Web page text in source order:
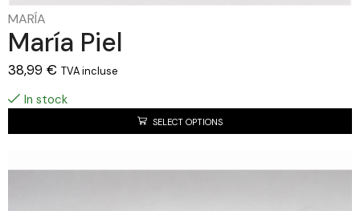
MARÍA
María Piel
38,99 € TVA incluse
In stock
SELECT OPTIONS